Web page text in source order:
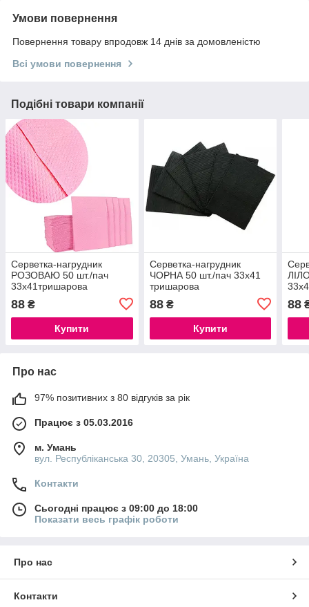
Умови повернення
Повернення товару впродовж 14 днів за домовленістю
Всі умови повернення
Подібні товари компанії
Серветка-нагрудник
РОЗОВАЮ 50 шт./пач
33х41тришарова
88 ₴
Купити
Серветка-нагрудник
ЧОРНА 50 шт./пач 33х41
тришарова
88₴
Купити
88
Про нас
97% позитивних з 80 відгуків за рік
Працює з 05.03.2016
м. Умань
вул. Республіканська 30, 20305, Умань, Україна
Контакти
Сьогодні працює з 09:00 до 18:00
Показати весь графік роботи
Про нас
Контакти